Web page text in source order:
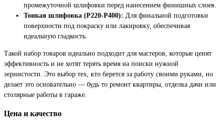
промежуточной шлифовки перед нанесением финишных слоев.
Тонкая шлифовка (Р220-Р400): Для финальной подготовки
поверхности под покраску или лакировку, обеспечивая
идеальную гладкость.
Такой набор товаров идеально подходит для мастеров, которые ценят
эффективность и не хотят терять время на поиски нужной
зернистости. Это выбор тех, кто берется за работу своими руками, но
делает это основательно — будь то ремонт квартиры, отделка дачи или
столярные работы в гараже.
Цена и качество